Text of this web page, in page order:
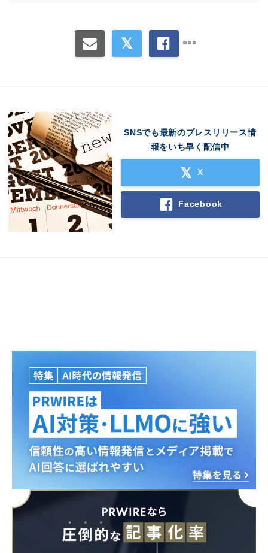
SNSでも最新のプレスリリース情
報をいち早く配信中
X
Facebook
English